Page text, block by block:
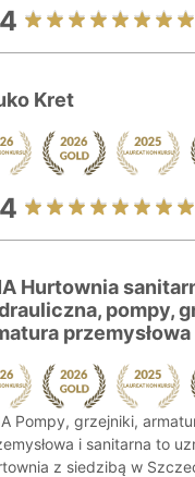
Kret
Hurtownia
pompy,
przemysłowa
Pompy, grzejniki,
i sanitarna to
z siedzibą w